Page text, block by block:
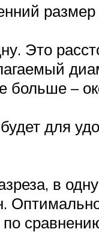
Это
больше –
для
в
по